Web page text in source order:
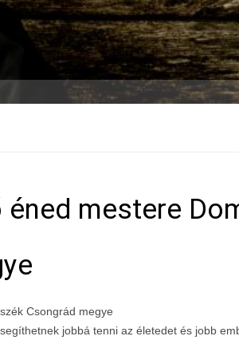
éned mestere
Csongrád megye
jobbá tenni az életedet és jobb